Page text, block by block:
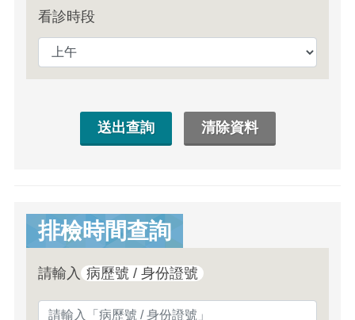
看診時段
排檢時間查詢
請輸入 病歷號 / 身份證號